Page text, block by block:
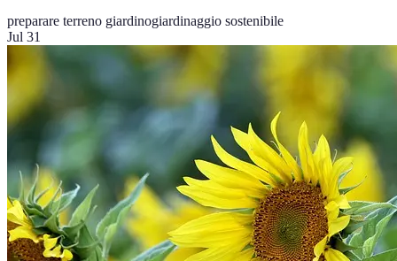
preparare terreno giardinogiardinaggio sostenibile
Jul 31